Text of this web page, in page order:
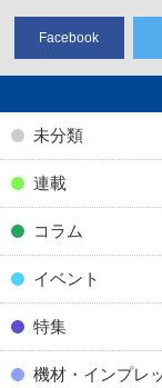
Facebook
未分類
連載
コラム
イベント
特集
機材・インプレ